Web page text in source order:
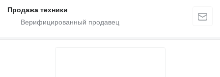
Продажа техники